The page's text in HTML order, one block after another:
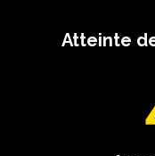
Atteinte